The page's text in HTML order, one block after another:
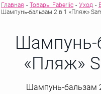
Главная - Товары Faberlic - Уход -
Шампунь-бальзам 2 в 1 «Пляж»
Шампунь-
«Пляж»
Шампунь-бальзам